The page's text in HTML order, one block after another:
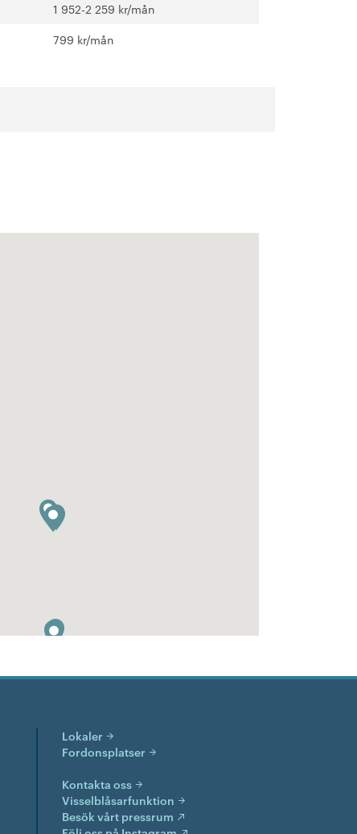
1 952-2 259 kr/mån
799 kr/mån
Lokaler
Fordonsplatser
Kontakta oss
Visselblåsarfunktion
Besök vårt pressrum